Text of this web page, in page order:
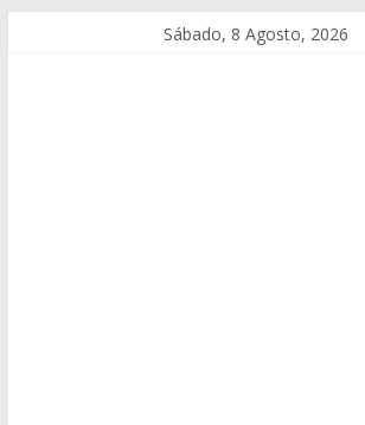
Sábado, 8 Agosto, 2026